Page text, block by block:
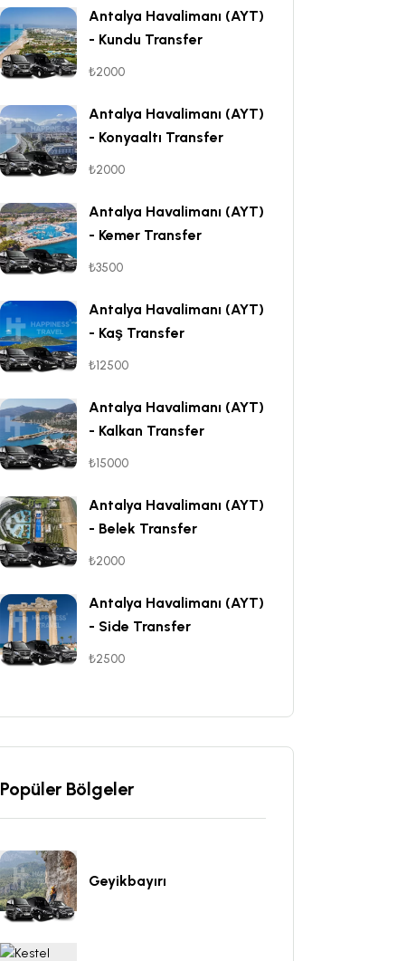
Antalya Havalimanı (AYT)
- Kundu Transfer
₺2000
Antalya Havalimanı (AYT)
- Konyaaltı Transfer
₺2000
Antalya Havalimanı (AYT)
- Kemer Transfer
₺3500
Antalya Havalimanı (AYT)
- Kaş Transfer
₺12500
Antalya Havalimanı (AYT)
- Kalkan Transfer
₺15000
Antalya Havalimanı (AYT)
- Belek Transfer
₺2000
Antalya Havalimanı (AYT)
- Side Transfer
₺2500
Popüler Bölgeler
Geyikbayırı